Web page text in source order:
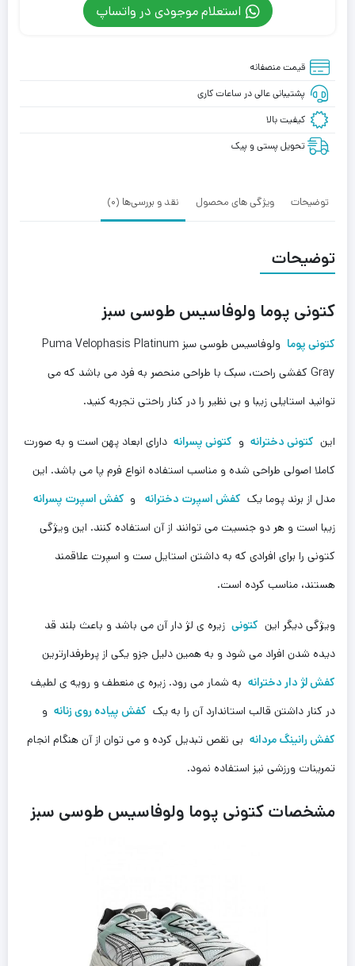
استعلام موجودی در واتساپ
قیمت منصفانه
پشتیبانی عالی در ساعات کاری
کیفیت بالا
تحویل پستی و پیک
توضیحات ویژگی های محصول نقد و بررسی‌ها (0)
توضیحات
کتونی پوما ولوفاسیس طوسی سبز
کتونی پوما
ولوفاسیس طوسی سبز Puma Velophasis Platinum
Gray کفشی راحت، سبک با طراحی منحصر به فرد می باشد که می
توانید استایلی زیبا و بی نظیر را در کنار راحتی تجربه کنید.
این کتونی دخترانه و کتونی پسرانه دارای ابعاد پهن است و به صورت
کاملا اصولی طراحی شده و مناسب استفاده انواع فرم‌ پا می باشد. این
مدل از برند پوما یک کفش اسپرت دخترانه و کفش اسپرت پسرانه
زیبا است و هر دو جنسیت می توانند از آن استفاده کنند. این ویژگی
کتونی را برای افرادی که به داشتن استایل ست و اسپرت علاقمند
هستند، مناسب کرده است.
ویژگی دیگر این کتونی زیره ی لژ دار آن ‌می باشد و باعث بلند قد
دیده شدن افراد می شود و به همین دلیل جزو یکی از پرطرفدارترین
کفش لژ دار دخترانه به شمار می رود. زیره ی منعطف و رویه ی لطیف
در کنار داشتن قالب استاندارد آن را به یک کفش پیاده روی زنانه و
کفش رانینگ مردانه بی نقص تبدیل کرده و می توان از آن هنگام انجام‌
تمرینات ورزشی نیز استفاده نمود‌.
مشخصات کتونى پوما ولوفاسیس طوسی سبز